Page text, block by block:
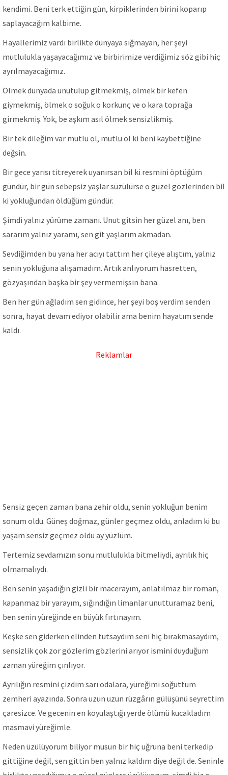
kendimi. Beni terk ettiğin gün, kirpiklerinden birini koparıp
saplayacağım kalbime.
Hayallerimiz vardı birlikte dünyaya sığmayan, her şeyi
mutlulukla yaşayacağımız ve birbirimize verdiğimiz söz gibi hiç
ayrılmayacağımız.
Ölmek dünyada unutulup gitmekmiş, ölmek bir kefen
giymekmiş, ölmek o soğuk o korkunç ve o kara toprağa
girmekmiş. Yok, be aşkım asıl ölmek sensizlikmiş.
Bir tek dileğim var mutlu ol, mutlu ol ki beni kaybettiğine
değsin.
Bir gece yarısı titreyerek uyanırsan bil ki resmini öptüğüm
gündür, bir gün sebepsiz yaşlar süzülürse o güzel gözlerinden bil
ki yokluğundan öldüğüm gündür.
Şimdi yalnız yürüme zamanı. Unut gitsin her güzel anı, ben
sararım yalnız yaramı, sen git yaşlarım akmadan.
Sevdiğimden bu yana her acıyı tattım her çileye alıştım, yalnız
senin yokluğuna alışamadım. Artık anlıyorum hasretten,
gözyaşından başka bir şey vermemişsin bana.
Ben her gün ağladım sen gidince, her şeyi boş verdim senden
sonra, hayat devam ediyor olabilir ama benim hayatım sende
kaldı.
Reklamlar
Sensiz geçen zaman bana zehir oldu, senin yokluğun benim
sonum oldu. Güneş doğmaz, günler geçmez oldu, anladım ki bu
yaşam sensiz geçmez oldu ay yüzlüm.
Tertemiz sevdamızın sonu mutlulukla bitmeliydi, ayrılık hiç
olmamalıydı.
Ben senin yaşadığın gizli bir macerayım, anlatılmaz bir roman,
kapanmaz bir yarayım, sığındığın limanlar unutturamaz beni,
ben senin yüreğinde en büyük fırtınayım.
Keşke sen giderken elinden tutsaydım seni hiç bırakmasaydım,
sensizlik çok zor gözlerim gözlerini arıyor ismini duyduğum
zaman yüreğim çınlıyor.
Ayrılığın resmini çizdim sarı odalara, yüreğimi soğuttum
zemheri ayazında. Sonra uzun uzun rüzgârın gülüşünü seyrettim
çaresizce. Ve gecenin en koyulaştığı yerde ölümü kucakladım
masmavi yüreğimle.
Neden üzülüyorum biliyor musun bir hiç uğruna beni terkedip
gittiğine değil, sen gittin ben yalnız kaldım diye değil de. Seninle